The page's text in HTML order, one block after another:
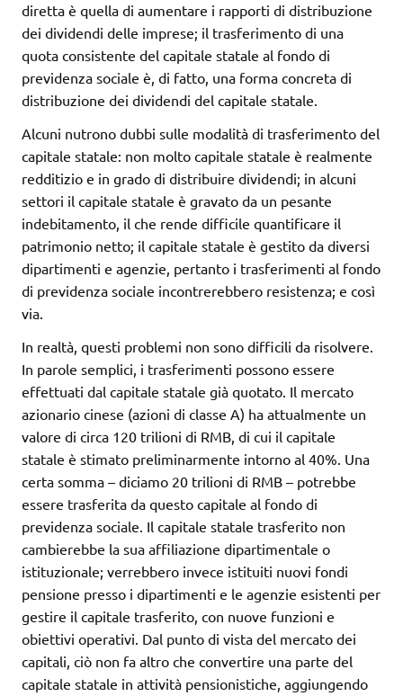
diretta è quella di aumentare i rapporti di distribuzione
dei dividendi delle imprese; il trasferimento di una
quota consistente del capitale statale al fondo di
previdenza sociale è, di fatto, una forma concreta di
distribuzione dei dividendi del capitale statale.
Alcuni nutrono dubbi sulle modalità di trasferimento del
capitale statale: non molto capitale statale è realmente
redditizio e in grado di distribuire dividendi; in alcuni
settori il capitale statale è gravato da un pesante
indebitamento, il che rende difficile quantificare il
patrimonio netto; il capitale statale è gestito da diversi
dipartimenti e agenzie, pertanto i trasferimenti al fondo
di previdenza sociale incontrerebbero resistenza; e così
via.
In realtà, questi problemi non sono difficili da risolvere.
In parole semplici, i trasferimenti possono essere
effettuati dal capitale statale già quotato. Il mercato
azionario cinese (azioni di classe A) ha attualmente un
valore di circa 120 trilioni di RMB, di cui il capitale
statale è stimato preliminarmente intorno al 40%. Una
certa somma – diciamo 20 trilioni di RMB – potrebbe
essere trasferita da questo capitale al fondo di
previdenza sociale. Il capitale statale trasferito non
cambierebbe la sua affiliazione dipartimentale o
istituzionale; verrebbero invece istituiti nuovi fondi
pensione presso i dipartimenti e le agenzie esistenti per
gestire il capitale trasferito, con nuove funzioni e
obiettivi operativi. Dal punto di vista del mercato dei
capitali, ciò non fa altro che convertire una parte del
capitale statale in attività pensionistiche, aggiungendo